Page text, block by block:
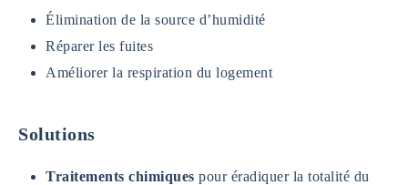
Élimination de la source d’humidité
Réparer les fuites
Améliorer la respiration du logement
Solutions
Traitements chimiques pour éradiquer la totalité du